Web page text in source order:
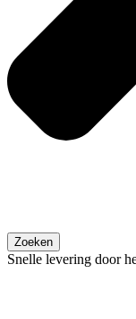
Zoeken
Snelle levering door